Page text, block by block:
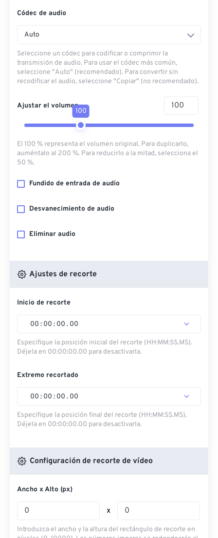
Códec de audio
Auto
Seleccione un códec para codificar o comprimir la
transmisión de audio. Para usar el códec más común,
seleccione "Auto" (recomendado). Para convertir sin
recodificar el audio, seleccione "Copiar" (no recomendado).
Ajustar el volumen
100
El 100 % representa el volumen original. Para duplicarlo,
auméntalo al 200 %. Para reducirlo a la mitad, selecciona el
50 %.
Fundido de entrada de audio
Desvanecimiento de audio
Eliminar audio
Ajustes de recorte
Inicio de recorte
00 : 00 : 00 . 00
Especifique la posición inicial del recorte (HH:MM:SS.MS).
Déjela en 00:00:00.00 para desactivarla.
Extremo recortado
00 : 00 : 00 . 00
Especifique la posición final del recorte (HH:MM:SS.MS).
Déjela en 00:00:00.00 para desactivarla.
Configuración de recorte de vídeo
Ancho x Alto (px)
x
Introduzca el ancho y la altura del rectángulo de recorte en